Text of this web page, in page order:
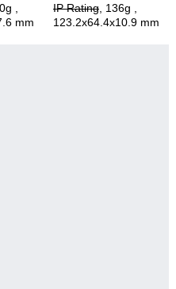
mm
IP Rating, 136g
123.2x64.4x10.9 mm